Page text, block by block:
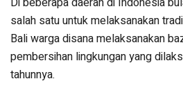
salah satu untuk melaksanakan
Bali warga disana melaksanakan
pembersihan lingkungan yang
tahunnya.